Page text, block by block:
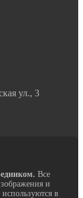
ул., 3
Все
и
в